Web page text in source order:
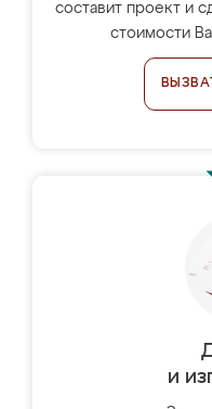
составит проект и
стоимости
и